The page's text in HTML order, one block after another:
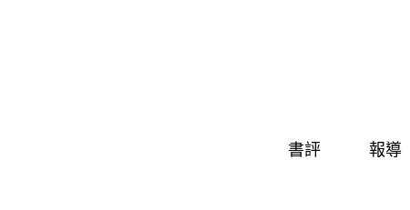
書評 報導